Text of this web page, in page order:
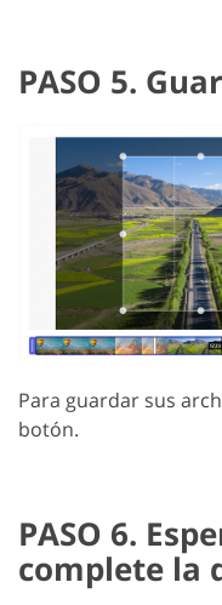
PASO 5.
Para guardar sus
botón.
PASO 6.
complete la